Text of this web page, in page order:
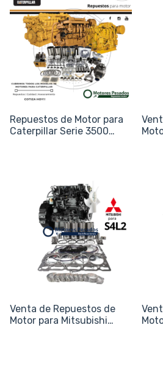
Repuestos de Motor para
Caterpillar Serie 3500
Venta de Repuestos de
Motor para Mitsubishi